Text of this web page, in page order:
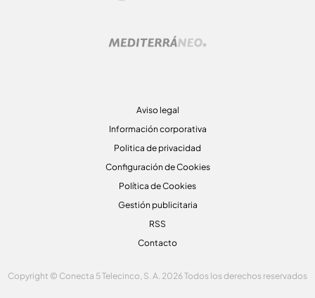
Aviso legal
Información corporativa
Politica de privacidad
Configuración de Cookies
Política de Cookies
Gestión publicitaria
RSS
Contacto
Copyright © Conecta 5 Telecinco, S. A. 2026 Todos los derechos reservados